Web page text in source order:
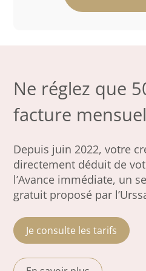
Ne réglez que
facture
Depuis juin 2022, votre
directement déduit de
l’Avance immédiate, un
gratuit proposé par
Je consulte les tarifs